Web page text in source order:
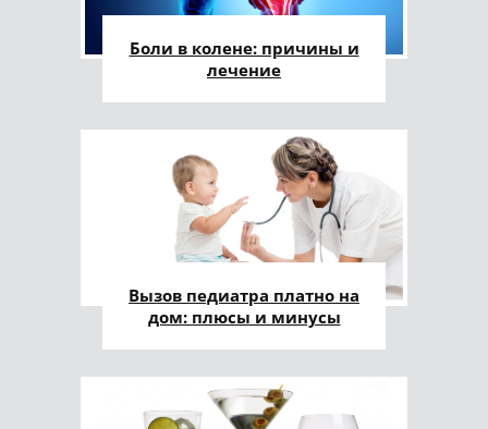
Боли в колене: причины и
лечение
Вызов педиатра платно на
дом: плюсы и минусы